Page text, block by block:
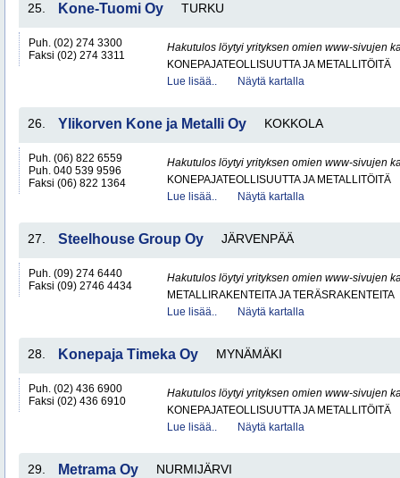
25. Kone-Tuomi Oy TURKU
Puh. (02) 274 3300
Faksi (02) 274 3311
Hakutulos löytyi yrityksen omien www-sivujen
KONEPAJATEOLLISUUTTA JA METALLITÖITÄ
Lue lisää..
Näytä kartalla
26. Ylikorven Kone ja Metalli Oy KOKKOLA
Puh. (06) 822 6559
Puh. 040 539 9596
Faksi (06) 822 1364
Hakutulos löytyi yrityksen omien www-sivujen
KONEPAJATEOLLISUUTTA JA METALLITÖITÄ
Lue lisää..
Näytä kartalla
27. Steelhouse Group Oy JÄRVENPÄÄ
Puh. (09) 274 6440
Faksi (09) 2746 4434
Hakutulos löytyi yrityksen omien www-sivujen
METALLIRAKENTEITA JA TERÄSRAKENTEITA
Lue lisää..
Näytä kartalla
28. Konepaja Timeka Oy MYNÄMÄKI
Puh. (02) 436 6900
Faksi (02) 436 6910
Hakutulos löytyi yrityksen omien www-sivujen
KONEPAJATEOLLISUUTTA JA METALLITÖITÄ
Lue lisää..
Näytä kartalla
29. Metrama Oy NURMIJÄRVI